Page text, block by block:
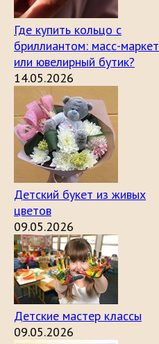
Где купить кольцо с
бриллиантом: масс-маркет
или ювелирный бутик?
14.05.2026
Детский букет из живых
цветов
09.05.2026
Детские мастер классы
09.05.2026